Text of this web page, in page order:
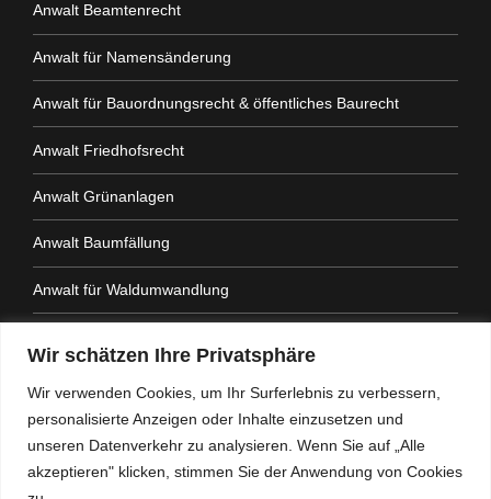
Wir schätzen Ihre Privatsphäre
Wir verwenden Cookies, um Ihr Surferlebnis zu verbessern,
personalisierte Anzeigen oder Inhalte einzusetzen und
unseren Datenverkehr zu analysieren. Wenn Sie auf „Alle
akzeptieren" klicken, stimmen Sie der Anwendung von Cookies
Anwalt Beamtenrecht
Anwalt für Namensänderung
Anwalt für Bauordnungsrecht & öffentliches Baurecht
Anwalt Friedhofsrecht
Anwalt Grünanlagen
Anwalt Baumfällung
Anwalt für Waldumwandlung
Anwalt Amtshaftung